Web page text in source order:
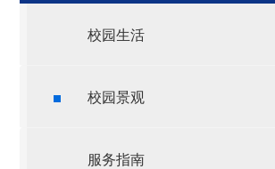
校园生活
校园景观
服务指南